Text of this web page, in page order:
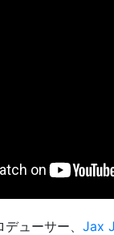
ューサー、 Jax